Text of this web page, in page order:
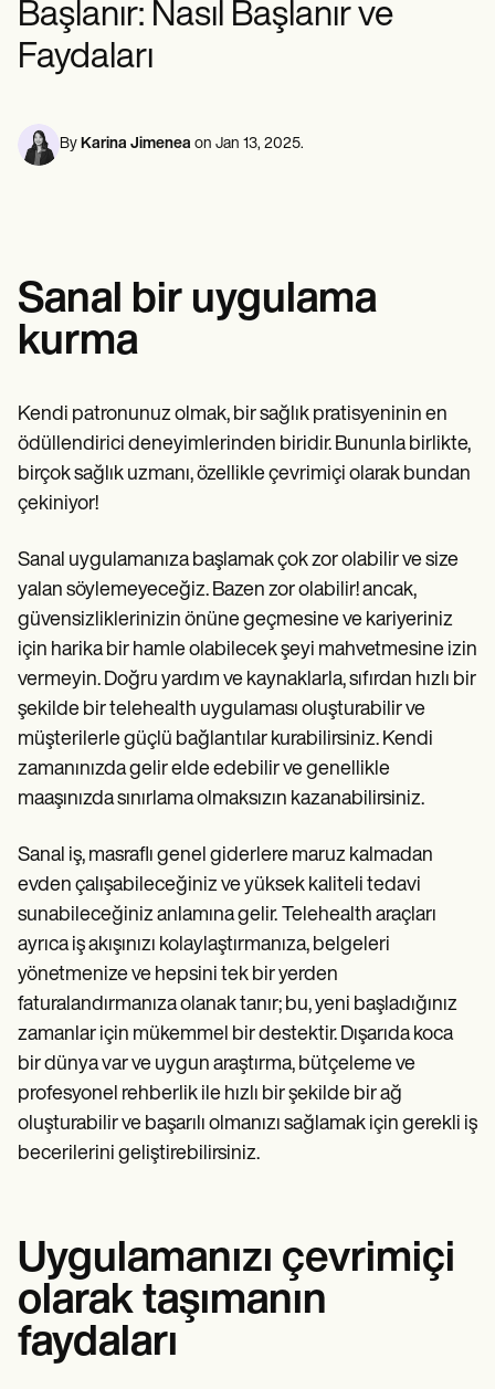
Ruh Sağlığı Uzmanları
Sosyal Hizmet Çalışanları
Diyetisyenler ve Beslenme Uzmanları
Fizik Terapistler
Masaj Terapistleri
Mesleki Terapistler
Şablonlar
Procedure Codes
Tedavi Planı Şablonu
Social Work Treatment Plans
DAR Note Template
Patient Visit Summary Template
Help Center
Training Hub
Webinars
Become a Partner
Pricing
Why Carepatron?
Get started
Insurance claims
Speech therapists
Life coaches
Massage therapists
Personal trainers
Başlanır: Nasıl Başlanır ve
Faydaları
By Karina Jimenea on Jan 13, 2025.
Sanal bir uygulama
kurma
Kendi patronunuz olmak, bir sağlık pratisyeninin en
ödüllendirici deneyimlerinden biridir. Bununla birlikte,
birçok sağlık uzmanı, özellikle çevrimiçi olarak bundan
çekiniyor!
Sanal uygulamanıza başlamak çok zor olabilir ve size
yalan söylemeyeceğiz. Bazen zor olabilir! ancak,
güvensizliklerinizin önüne geçmesine ve kariyeriniz
için harika bir hamle olabilecek şeyi mahvetmesine izin
vermeyin. Doğru yardım ve kaynaklarla, sıfırdan hızlı bir
şekilde bir telehealth uygulaması oluşturabilir ve
müşterilerle güçlü bağlantılar kurabilirsiniz. Kendi
zamanınızda gelir elde edebilir ve genellikle
maaşınızda sınırlama olmaksızın kazanabilirsiniz.
Sanal iş, masraflı genel giderlere maruz kalmadan
evden çalışabileceğiniz ve yüksek kaliteli tedavi
sunabileceğiniz anlamına gelir. Telehealth araçları
ayrıca iş akışınızı kolaylaştırmanıza, belgeleri
yönetmenize ve hepsini tek bir yerden
faturalandırmanıza olanak tanır; bu, yeni başladığınız
zamanlar için mükemmel bir destektir. Dışarıda koca
bir dünya var ve uygun araştırma, bütçeleme ve
profesyonel rehberlik ile hızlı bir şekilde bir ağ
oluşturabilir ve başarılı olmanızı sağlamak için gerekli iş
becerilerini geliştirebilirsiniz.
Uygulamanızı çevrimiçi
olarak taşımanın
faydaları